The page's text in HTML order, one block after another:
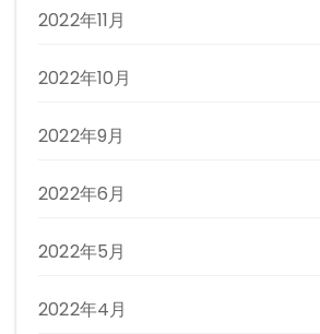
2022年11月
2022年10月
2022年9月
2022年6月
2022年5月
2022年4月